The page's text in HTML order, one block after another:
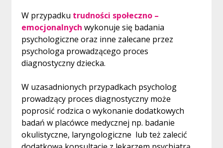
W przypadku trudności społeczno –
emocjonalnych wykonuje się badania
psychologiczne oraz inne zalecane przez
psychologa prowadzącego proces
diagnostyczny dziecka.
W uzasadnionych przypadkach psycholog
prowadzący proces diagnostyczny może
poprosić rodzica o wykonanie dodatkowych
badań w placówce medycznej np. badanie
okulistyczne, laryngologiczne lub też zalecić